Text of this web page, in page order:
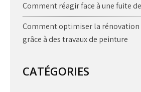
Comment réagir face à une fuite
Comment optimiser la rénovation
grâce à des travaux de peinture
CATÉGORIES